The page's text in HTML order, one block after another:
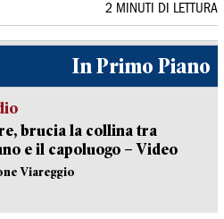
2 MINUTI DI LETTURA
In Primo Piano
brucia la collina tra
e il capoluogo – Video
Viareggio